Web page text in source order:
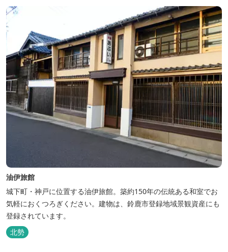
油伊旅館
城下町・神戸に位置する油伊旅館。築約150年の伝統ある和室でお
気軽におくつろぎください。建物は、鈴鹿市登録地域景観資産にも
登録されています。
北勢